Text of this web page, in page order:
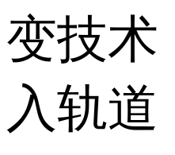
变技术
入轨